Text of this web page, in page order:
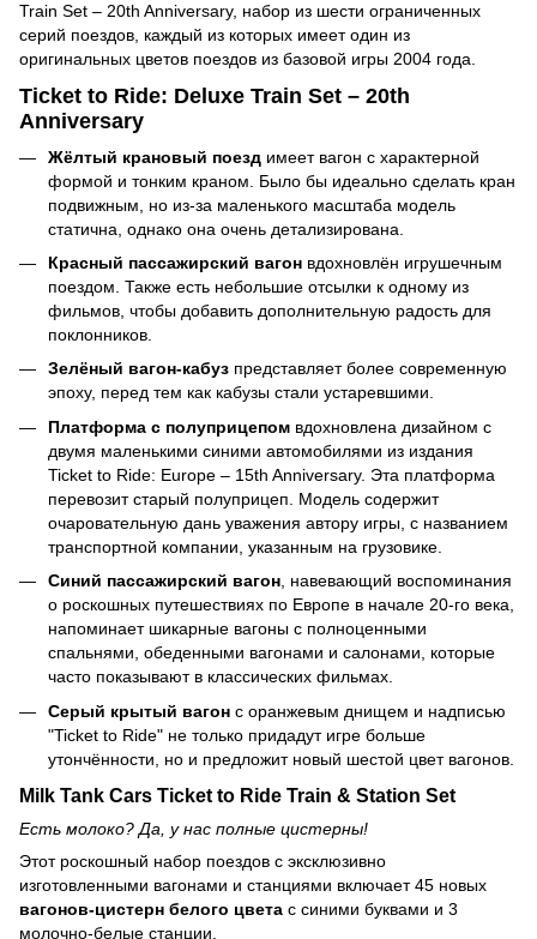
Train Set – 20th Anniversary, набор из шести ограниченных
серий поездов, каждый из которых имеет один из
оригинальных цветов поездов из базовой игры 2004 года.
Ticket to Ride: Deluxe Train Set – 20th
Anniversary
Жёлтый крановый поезд имеет вагон с характерной
формой и тонким краном. Было бы идеально сделать кран
подвижным, но из-за маленького масштаба модель
статична, однако она очень детализирована.
Красный пассажирский вагон вдохновлён игрушечным
поездом. Также есть небольшие отсылки к одному из
фильмов, чтобы добавить дополнительную радость для
поклонников.
Зелёный вагон-кабуз представляет более современную
эпоху, перед тем как кабузы стали устаревшими.
Платформа с полуприцепом вдохновлена дизайном с
двумя маленькими синими автомобилями из издания
Ticket to Ride: Europe – 15th Anniversary. Эта платформа
перевозит старый полуприцеп. Модель содержит
очаровательную дань уважения автору игры, с названием
транспортной компании, указанным на грузовике.
Синий пассажирский вагон , навевающий воспоминания
о роскошных путешествиях по Европе в начале 20-го века,
напоминает шикарные вагоны с полноценными
спальнями, обеденными вагонами и салонами, которые
часто показывают в классических фильмах.
Серый крытый вагон с оранжевым днищем и надписью
"Ticket to Ride" не только придадут игре больше
утончённости, но и предложит новый шестой цвет вагонов.
Milk Tank Cars Ticket to Ride Train & Station Set
Есть молоко? Да, у нас полные цистерны!
Этот роскошный набор поездов с эксклюзивно
изготовленными вагонами и станциями включает 45 новых
вагонов-цистерн белого цвета с синими буквами и 3
молочно-белые станции.